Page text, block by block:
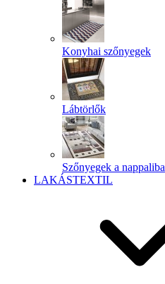
Konyhai szőnyegek
Lábtörlők
Szőnyegek a nappaliba
LAKÁSTEXTIL